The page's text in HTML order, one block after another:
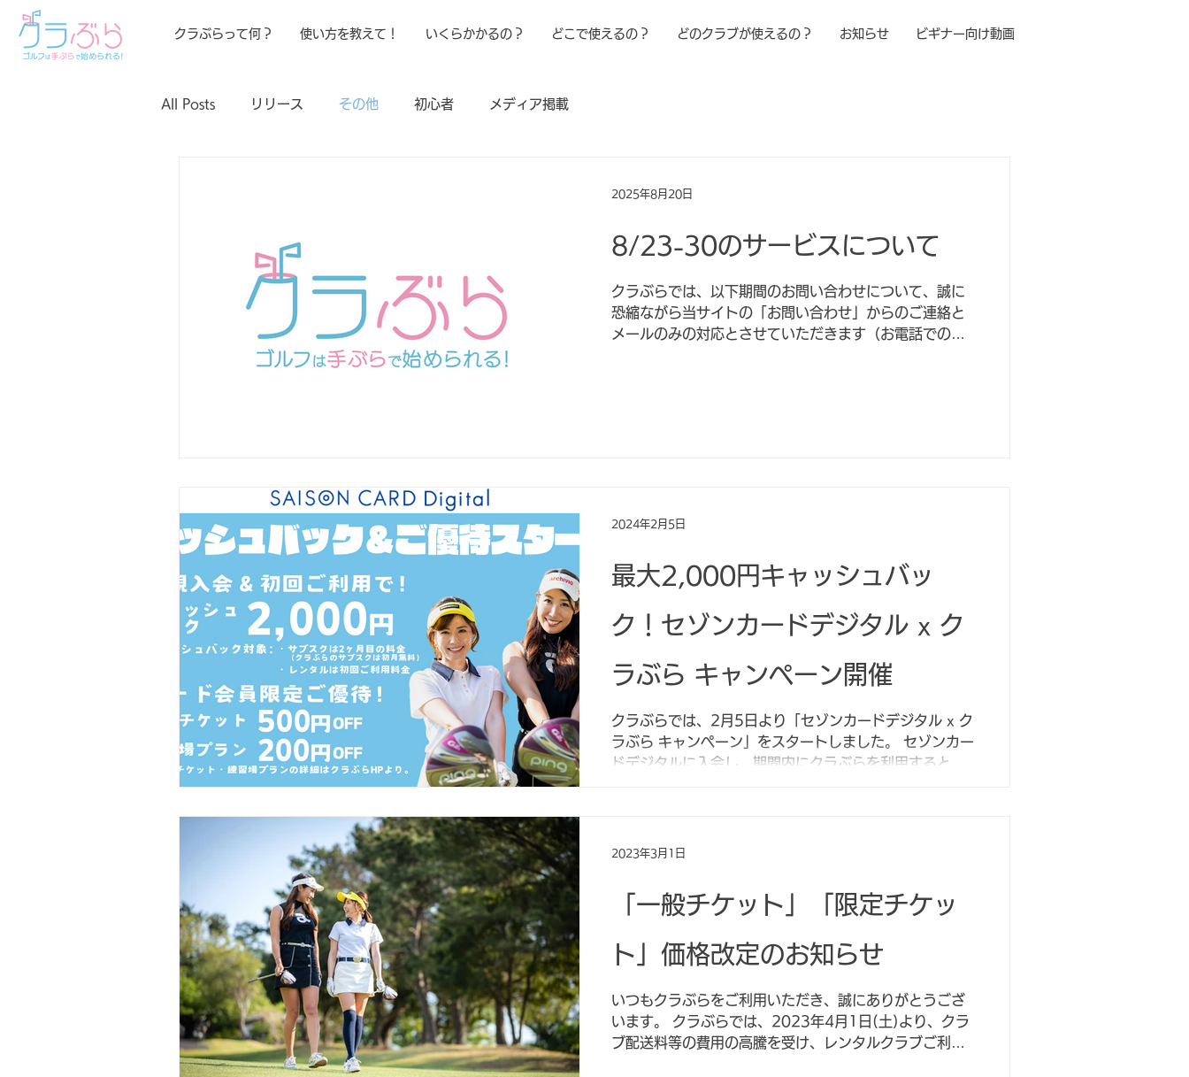
クラぶらって何？ 使い方を教えて！ いくらかかるの？ どこで使えるの？ どのクラブが使えるの？ お知らせ ビギナー向け動画
All Posts リリース その他 初心者 メディア掲載
8/23-30のサービスについて
クラぶらでは、以下期間のお問い合わせについて、誠に
恐縮ながら当サイトの「お問い合わせ」からのご連絡と
メールのみの対応とさせていただきます（お電話での対
2025年8月20日
最大2,000円キャッシュバッ
ク！セゾンカードデジタル x ク
ラぶら キャンペーン開催
クラぶらでは、2月5日より「セゾンカードデジタル x ク
ラぶら キャンペーン」をスタートしました。 セゾンカー
ドデジタルに入会し、期間内にクラぶらを利用すると最
2024年2月5日
「一般チケット」「限定チケッ
ト」価格改定のお知らせ
いつもクラぶらをご利用いただき、誠にありがとうござ
います。 クラぶらでは、2023年4月1日(土)より、クラ
ブ配送料等の費用の高騰を受け、レンタルクラブご利用
2023年3月1日